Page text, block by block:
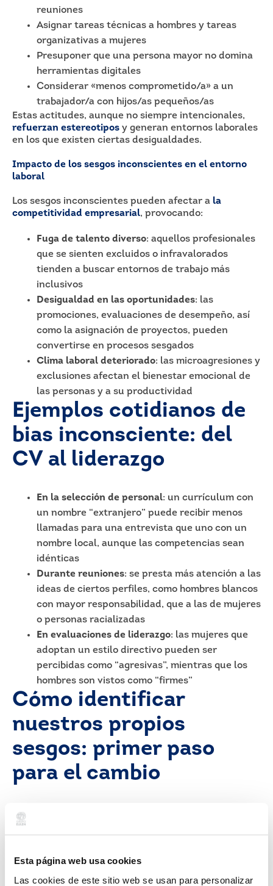
Esta página web usa cookies
Las cookies de este sitio web se usan para personalizar
reuniones
Asignar tareas técnicas a hombres y tareas
organizativas a mujeres
Presuponer que una persona mayor no domina
herramientas digitales
Considerar «menos comprometido/a» a un
trabajador/a con hijos/as pequeños/as
Estas actitudes, aunque no siempre intencionales,
refuerzan estereotipos y generan entornos laborales
en los que existen ciertas desigualdades.
Impacto de los sesgos inconscientes en el entorno
laboral
Los sesgos inconscientes pueden afectar a la
competitividad empresarial, provocando:
Fuga de talento diverso: aquellos profesionales
que se sienten excluidos o infravalorados
tienden a buscar entornos de trabajo más
inclusivos
Desigualdad en las oportunidades: las
promociones, evaluaciones de desempeño, así
como la asignación de proyectos, pueden
convertirse en procesos sesgados
Clima laboral deteriorado: las microagresiones y
exclusiones afectan el bienestar emocional de
las personas y a su productividad
Ejemplos cotidianos de
bias inconsciente: del
CV al liderazgo
En la selección de personal: un currículum con
un nombre “extranjero” puede recibir menos
llamadas para una entrevista que uno con un
nombre local, aunque las competencias sean
idénticas
Durante reuniones: se presta más atención a las
ideas de ciertos perfiles, como hombres blancos
con mayor responsabilidad, que a las de mujeres
o personas racializadas
En evaluaciones de liderazgo: las mujeres que
adoptan un estilo directivo pueden ser
percibidas como “agresivas”, mientras que los
hombres son vistos como “firmes”
Cómo identificar
nuestros propios
sesgos: primer paso
para el cambio
Reconocer que todas las personas tenemos sesgos es
fundamental: el autoconocimiento es el punto de
partida para lograr un entorno de trabajo más justo e